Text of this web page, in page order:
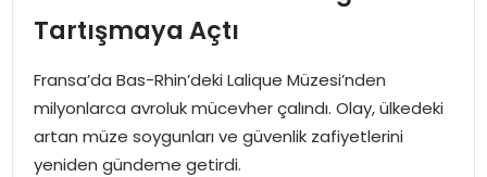
EKONOMI
MAGAZIN
SAĞLIK
Tartışmaya Açtı
Fransa’da Bas-Rhin’deki Lalique Müzesi’nden
milyonlarca avroluk mücevher çalındı. Olay, ülkedeki
artan müze soygunları ve güvenlik zafiyetlerini
yeniden gündeme getirdi.